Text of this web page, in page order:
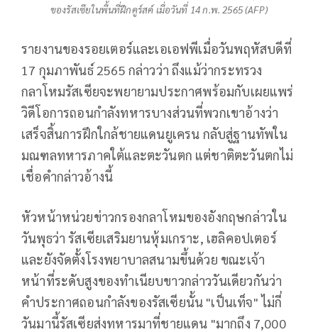
ของรัสเซียในพื้นที่ฝึกคูร์สค์ เมื่อวันที่ 14 ก.พ. 2565 (AFP)
รายงานของรอยเตอร์และเอเอฟพีเมื่อวันพฤหัสบดีที่
17 กุมภาพันธ์ 2565 กล่าวว่า ถึงแม้ว่ากระทรวง
กลาโหมรัสเซียจะพยายามประกาศพร้อมกับเผยแพร่
วิดีโอการถอนกำลังทหารบางส่วนที่พวกเขาอ้างว่า
เสร็จสิ้นการฝึกใกล้ชายแดนยูเครน กลับสู่ฐานทัพใน
มณฑลทหารภาคใต้และตะวันตก แต่ชาติตะวันตกไม่
เชื่อคำกล่าวอ้างนี้
หัวหน้าหน่วยข่าวกรองกลาโหมของอังกฤษกล่าวใน
วันพุธว่า รัสเซียเสริมยานหุ้มเกราะ, เฮลิคอปเตอร์
และยังจัดตั้งโรงพยาบาลสนามขึ้นด้วย ขณะเจ้า
หน้าที่ระดับสูงของทำเนียบขาวกล่าววันเดียวกันว่า
คำประกาศถอนกำลังของรัสเซียนั้น "เป็นเท็จ" ไม่กี่
วันมานี้รัสเซียส่งทหารมาที่ชายแดน "มากถึง 7,000